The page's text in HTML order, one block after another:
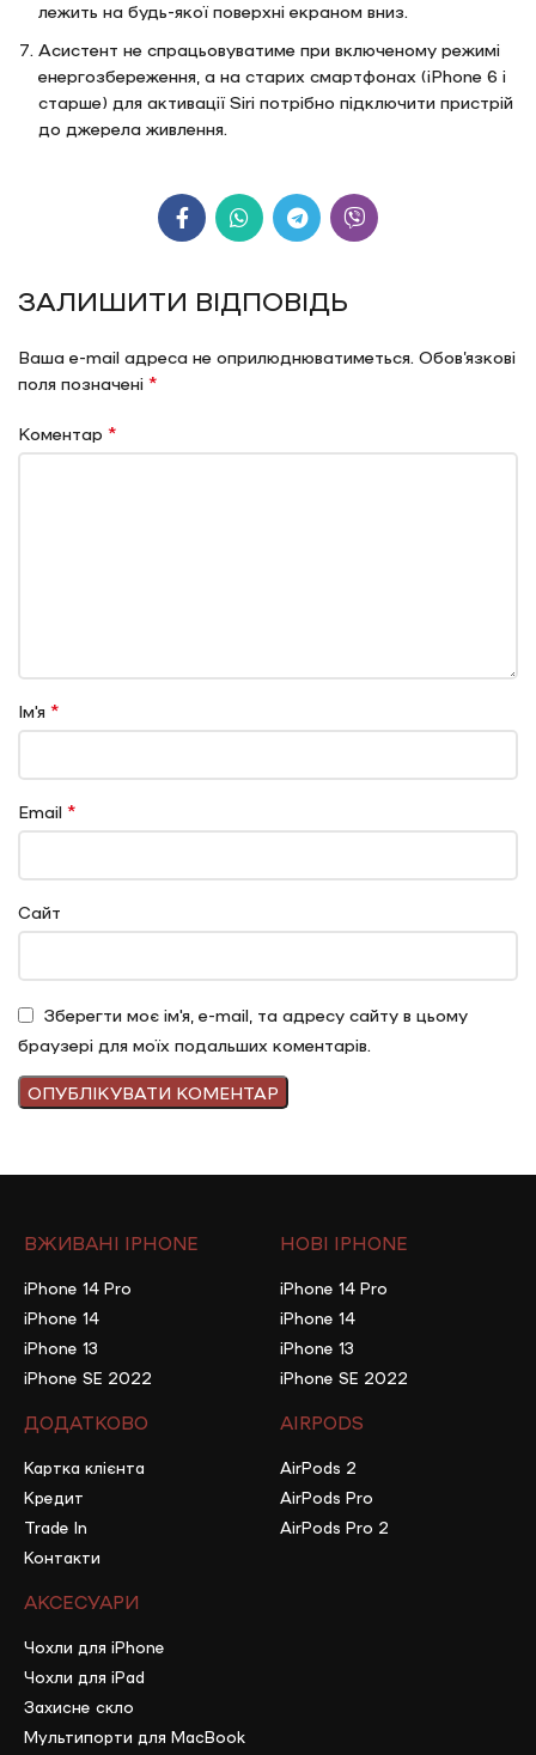
лежить на будь-якої поверхні екраном вниз.
Асистент не спрацьовуватиме при включеному режимі
енергозбереження, а на старих смартфонах (iPhone 6 і
старше) для активації Siri потрібно підключити пристрій
до джерела живлення.
ЗАЛИШИТИ ВІДПОВІДЬ
Ваша e-mail адреса не оприлюднюватиметься. Обов’язкові
поля позначені *
Коментар *
Ім'я *
Email *
Сайт
Зберегти моє ім'я, e-mail, та адресу сайту в цьому
браузері для моїх подальших коментарів.
ВЖИВАНІ IPHONE
iPhone 14 Pro
iPhone 14
iPhone 13
iPhone SE 2022
НОВІ IPHONE
iPhone 14 Pro
iPhone 14
iPhone 13
iPhone SE 2022
ДОДАТКОВО
Картка клієнта
Кредит
Trade In
Контакти
AIRPODS
AirPods 2
AirPods Pro
AirPods Pro 2
АКСЕСУАРИ
Чохли для iPhone
Чохли для iPad
Захисне скло
Мультипорти для MacBook